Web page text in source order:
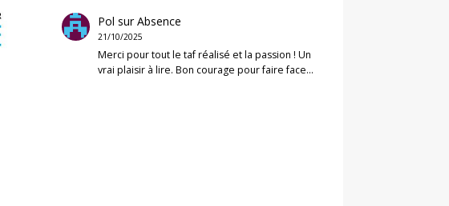
Pol surAbsence
21/10/2025
Merci pour tout le taf réalisé et la passion ! Un
vrai plaisir à lire. Bon courage pour faire face…